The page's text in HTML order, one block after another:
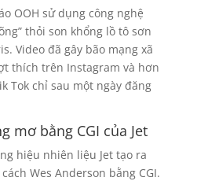
OOH sử dụng công nghệ
thỏi son khổng lồ tô sơn
Video đã gây bão mạng xã
thích trên Instagram và hơn
Tok chỉ sau một ngày đăng
mơ bằng CGI của Jet
hiệu nhiên liệu Jet tạo ra
Wes Anderson bằng CGI.